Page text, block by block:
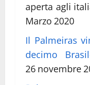
aperta agli
Marzo 2020
Il Palmeiras
decimo
26 novembre